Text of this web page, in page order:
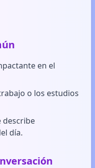
en el
o los estudios
describe
día.